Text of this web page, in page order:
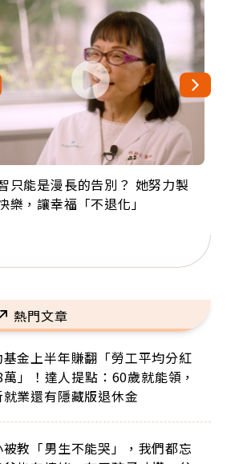
只能是漫長的告別？ 她努力製
樂，讓幸福「不退化」
剛果的巧克力神父 為台灣奉獻
「台灣是我的家，我連作夢都
卸矽谷副總、搬回台灣找快
「蛋黃哥小丑」走進安養院，
歲打破金氏世界紀錄 成為全球
長羽球選手，分享長壽的秘密
巔峰他選擇追夢…黑手阿伯拉
琴還登上小巨蛋！連CNN都大
熱門文章
金上半年賺翻「勞工平均分紅
」！達人提點：60歲就能領，
就業還有隱藏版退休金
教「男生不能哭」，我們都忘